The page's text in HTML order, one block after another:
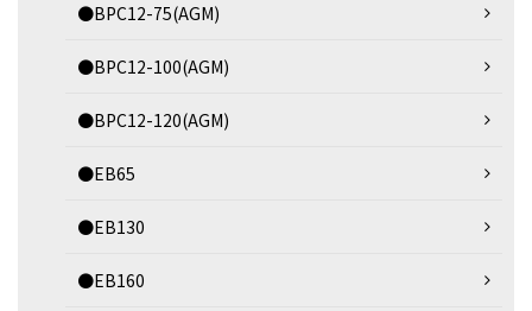
●BPC12-75(AGM)
●BPC12-100(AGM)
●BPC12-120(AGM)
●EB65
●EB130
●EB160